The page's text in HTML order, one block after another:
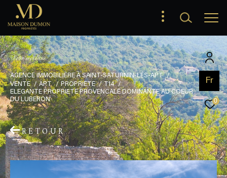
Fr
0
Votrerecherche
AGENCE IMMOBILIÈRE À SAINT-SATURNIN-LÉS-APT
VENTE
APT PROPRIETE
T14
ELEGANTE PROPRIETE PROVENCALE DOMINANTE AU COEUR
DU LUBERON
RETOUR